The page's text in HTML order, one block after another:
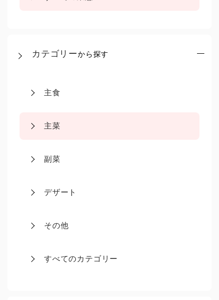
カテゴリーから探す
主食
主菜
副菜
デザート
その他
すべてのカテゴリー